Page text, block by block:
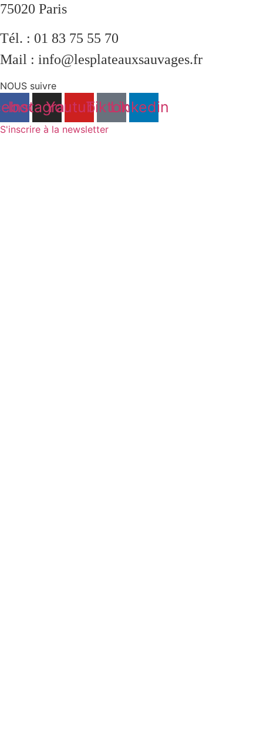
75020 Paris
Tél. : 01 83 75 55 70
Mail : info@lesplateauxsauvages.fr
NOUS suivre
Instagram
YoutubeTiktokLinkedin
S'inscrire à la newsletter